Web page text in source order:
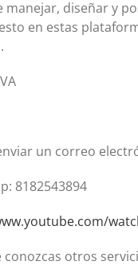
manejar, diseñar y
en estas
un correo
8182543894
conozcas otros